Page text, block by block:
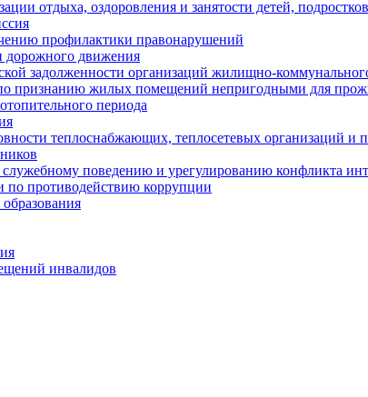
отдыха, оздоровления и занятости детей,
профилактики правонарушений
дорожного движения
задолженности организаций жилищно-
признанию жилых помещений непригодными для
периода
теплоснабжающих, теплосетевых организаций и
поведению и урегулированию конфликта
по противодействию коррупции
инвалидов